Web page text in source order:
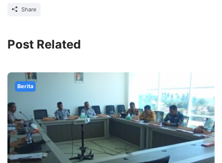
Share
Post Related
Berita